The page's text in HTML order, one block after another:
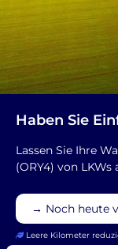
Haben Sie
Lassen Sie Ihre
(ORY4) von
→ Noch heute
Leere Kilometer